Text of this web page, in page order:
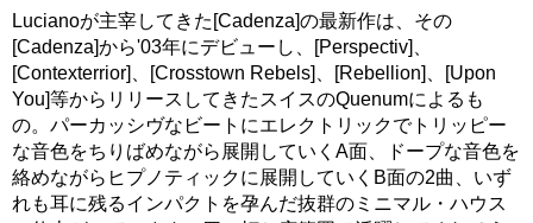
Lucianoが主宰してきた[Cadenza]の最新作は、その
[Cadenza]から'03年にデビューし、[Perspectiv]、
[Contexterrior]、[Crosstown Rebels]、[Rebellion]、[Upon
You]等からリリースしてきたスイスのQuenumによるも
の。パーカッシヴなビートにエレクトリックでトリッピー
な音色をちりばめながら展開していくA面、ドープな音色を
絡めながらヒプノティックに展開していくB面の2曲、いず
れも耳に残るインパクトを孕んだ抜群のミニマル・ハウス